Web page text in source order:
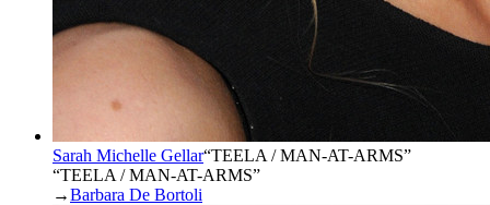
Sarah Michelle Gellar“TEELA / MAN-AT-ARMS”
“TEELA / MAN-AT-ARMS”
→Barbara De Bortoli